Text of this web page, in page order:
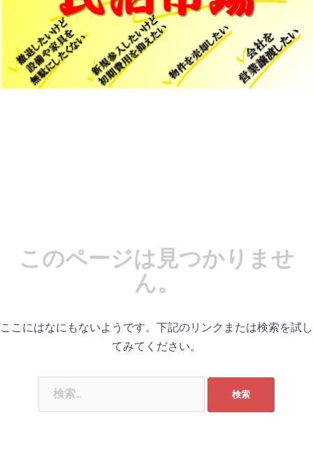
このページは見つかりませ
ん。
ここにはなにもないようです。下記のリンクまたは検索を試し
てみてください。